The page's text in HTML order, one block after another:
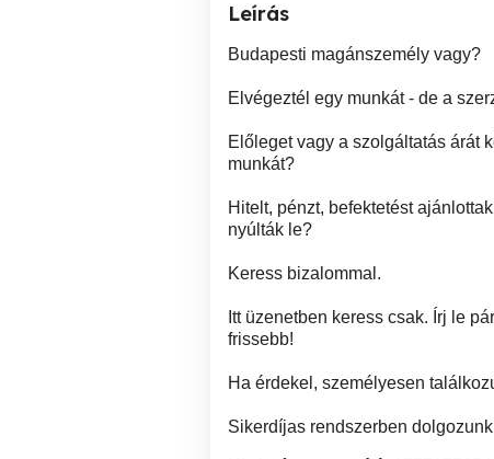
Leírás
Budapesti magánszemély vagy?
Elvégeztél egy munkát - de a
Előleget vagy a szolgáltatás árát
munkát?
Hitelt, pénzt, befektetést
nyúlták le?
Keress bizalommal.
Itt üzenetben keress csak. Írj le
frissebb!
Ha érdekel, személyesen
Sikerdíjas rendszerben